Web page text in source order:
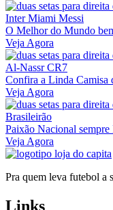
Inter Miami Messi
O Melhor do Mundo
Veja Agora
Al-Nassr CR7
Confira a Linda Camisa
Veja Agora
Brasileirão
Paixão Nacional sempre
Veja Agora
Pra quem leva futebol a
Links